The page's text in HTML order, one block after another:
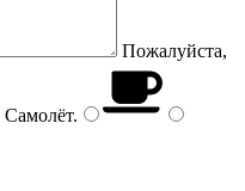
Пожалуйста,
Самолёт.